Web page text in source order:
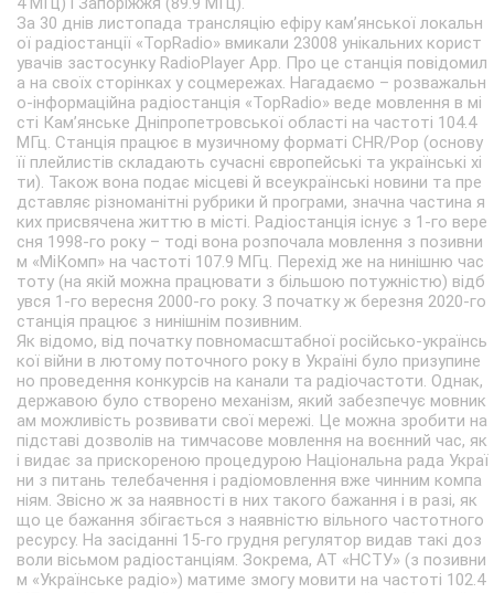
За 30 днів листопада трансляцію ефіру кам’янської локальн
ої радіостанції «TopRadio» вмикали 23008 унікальних корист
увачів застосунку RadioPlayer App. Про це станція повідомил
а на своїх сторінках у соцмережах. Нагадаємо – розважальн
о-інформаційна радіостанція «TopRadio» веде мовлення в мі
сті Кам’янське Дніпропетровської області на частоті 104.4
МГц. Станція працює в музичному форматі CHR/Pop (основу
її плейлистів складають сучасні європейські та українські хі
ти). Також вона подає місцеві й всеукраїнські новини та пре
дставляє різноманітні рубрики й програми, значна частина я
ких присвячена життю в місті. Радіостанція існує з 1-го вере
сня 1998-го року – тоді вона розпочала мовлення з позивни
м «МіКомп» на частоті 107.9 МГц. Перехід же на нинішню час
тоту (на якій можна працювати з більшою потужністю) відб
увся 1-го вересня 2000-го року. З початку ж березня 2020-го
станція працює з нинішнім позивним.
Як відомо, від початку повномасштабної російсько-українсь
кої війни в лютому поточного року в Україні було призупине
но проведення конкурсів на канали та радіочастоти. Однак,
державою було створено механізм, який забезпечує мовник
ам можливість розвивати свої мережі. Це можна зробити на
підставі дозволів на тимчасове мовлення на воєнний час, як
і видає за прискореною процедурою Національна рада Украї
ни з питань телебачення і радіомовлення вже чинним компа
ніям. Звісно ж за наявності в них такого бажання і в разі, як
що це бажання збігається з наявністю вільного частотного
ресурсу. На засіданні 15-го грудня регулятор видав такі доз
воли вісьмом радіостанціям. Зокрема, АТ «НСТУ» (з позивни
м «Українське радіо») матиме змогу мовити на частоті 102.4